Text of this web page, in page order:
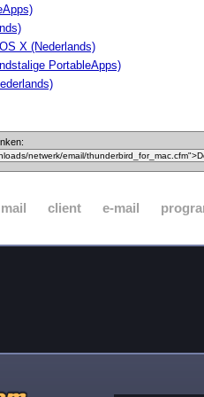
X (Nederlands)
PortableApps)
mail client e-mail